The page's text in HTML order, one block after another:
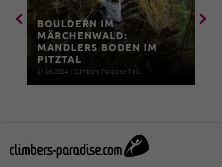
BOULDERN IM
MÄRCHENWALD:
MANDLERS BODEN IM
PITZTAL
21.06.2024 | Climbers Paradise Tirol